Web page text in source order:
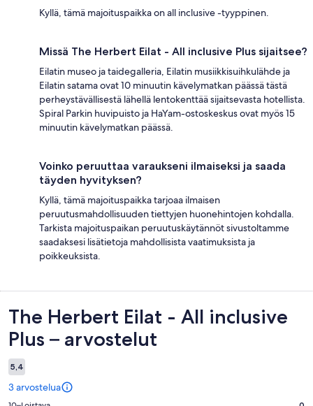
Kyllä, tämä majoituspaikka on all inclusive -tyyppinen.
Missä The Herbert Eilat - All inclusive Plus sijaitsee?
Eilatin museo ja taidegalleria, Eilatin musiikkisuihkulähde ja
Eilatin satama ovat 10 minuutin kävelymatkan päässä tästä
perheystävällisestä lähellä lentokenttää sijaitsevasta hotellista.
Spiral Parkin huvipuisto ja HaYam-ostoskeskus ovat myös 15
minuutin kävelymatkan päässä.
Voinko peruuttaa varaukseni ilmaiseksi ja saada
täyden hyvityksen?
Kyllä, tämä majoituspaikka tarjoaa ilmaisen
peruutusmahdollisuuden tiettyjen huonehintojen kohdalla.
Tarkista majoituspaikan peruutuskäytännöt sivustoltamme
saadaksesi lisätietoja mahdollisista vaatimuksista ja
poikkeuksista.
Arvostelut
The Herbert Eilat - All inclusive
Plus – arvostelut
5,4
3 arvostelua